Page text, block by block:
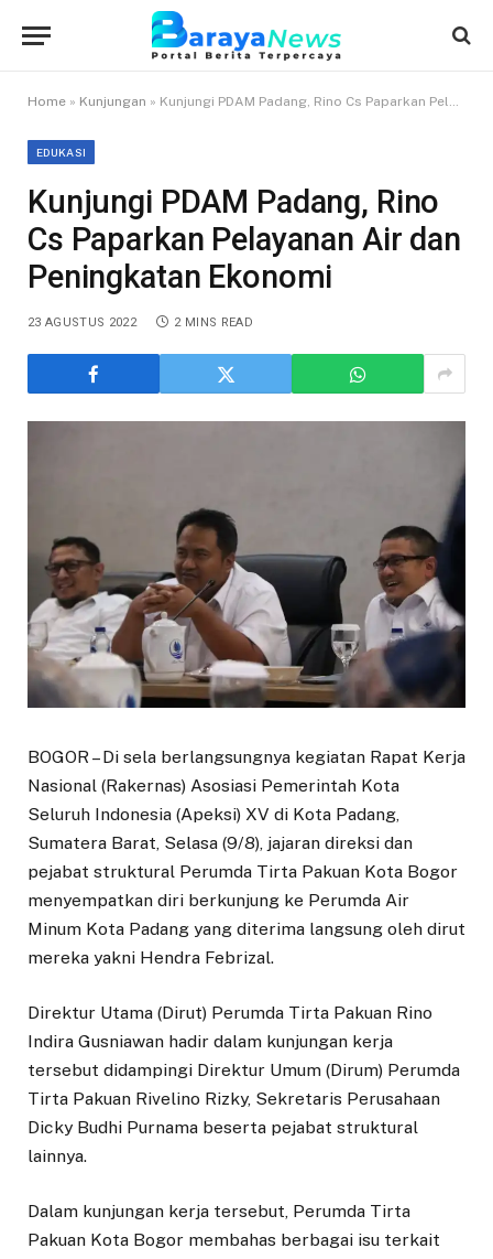
Home » Kunjungan » Kunjungi PDAM Padang, Rino Cs Paparkan Pelayanan Air dan Peningkatan Ekonomi
EDUKASI
Kunjungi PDAM Padang, Rino
Cs Paparkan Pelayanan Air dan
Peningkatan Ekonomi
23 AGUSTUS 2022 2 MINS READ
BOGOR – Di sela berlangsungnya kegiatan Rapat Kerja
Nasional (Rakernas) Asosiasi Pemerintah Kota
Seluruh Indonesia (Apeksi) XV di Kota Padang,
Sumatera Barat, Selasa (9/8), jajaran direksi dan
pejabat struktural Perumda Tirta Pakuan Kota Bogor
menyempatkan diri berkunjung ke Perumda Air
Minum Kota Padang yang diterima langsung oleh dirut
mereka yakni Hendra Febrizal.
Direktur Utama (Dirut) Perumda Tirta Pakuan Rino
Indira Gusniawan hadir dalam kunjungan kerja
tersebut didampingi Direktur Umum (Dirum) Perumda
Tirta Pakuan Rivelino Rizky, Sekretaris Perusahaan
Dicky Budhi Purnama beserta pejabat struktural
lainnya.
Dalam kunjungan kerja tersebut, Perumda Tirta
Pakuan Kota Bogor membahas berbagai isu terkait